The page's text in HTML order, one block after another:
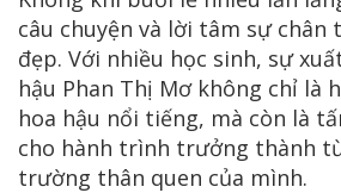
câu chuyện và lời tâm sự chân
đẹp. Với nhiều học sinh, sự
hậu Phan Thị Mơ không chỉ là
hoa hậu nổi tiếng, mà còn là
cho hành trình trưởng thành
trường thân quen của mình.